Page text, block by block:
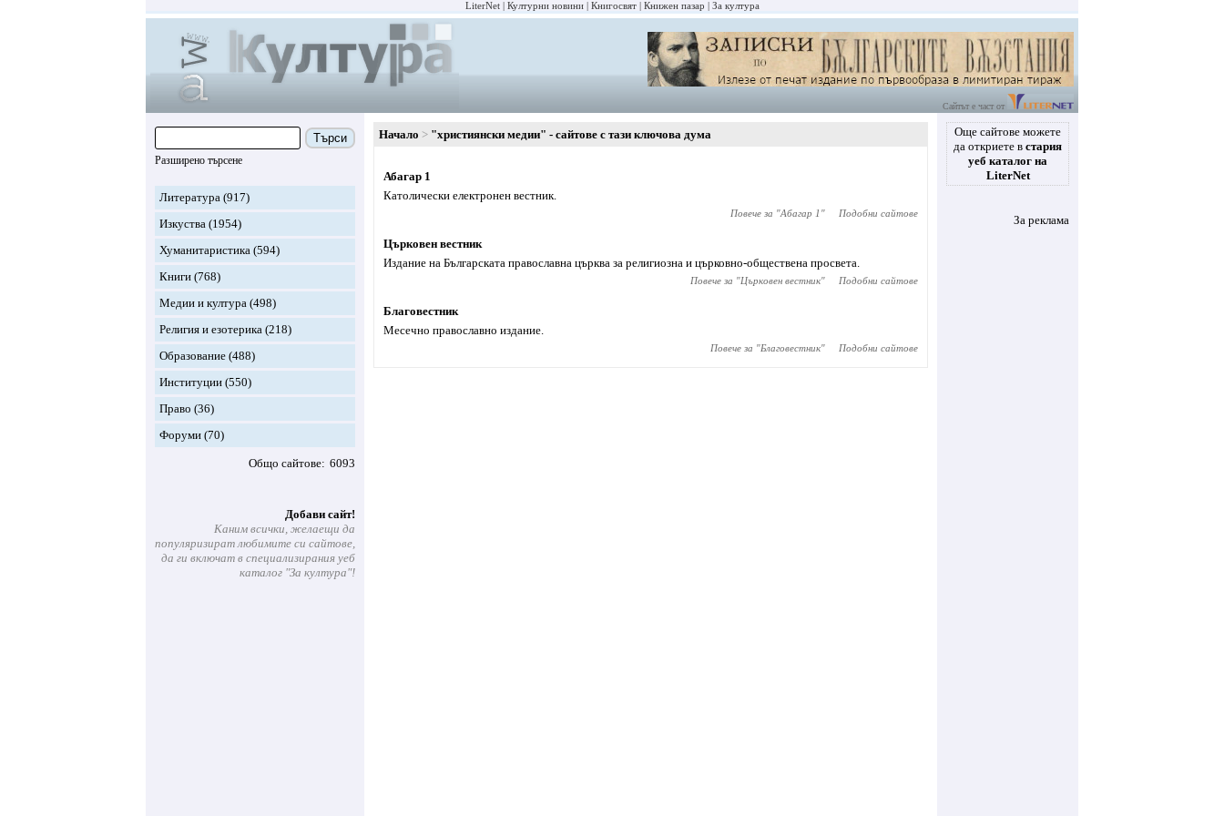
LiterNet Културни новини Книгосвят Книжен пазар За култура
Сайтът е част от
Търси
Разширено търсене
Литература (917)
Изкуства (1954)
Хуманитаристика (594)
Книги (768)
Медии и култура (498)
Религия и езотерика (218)
Образование (488)
Институции (550)
Право (36)
Форуми (70)
Общо сайтове 6093
Добави сайт!
Каним всички, желаещи да
популяризират любимите си сайтове,
да ги включат в специализирания уеб
каталог "За култура"!
Начало "християнски медии" - сайтове с тази ключова дума
Абагар 1
Католически електронен вестник.
Повече за "Абагар 1 " Подобни сайтове
Църковен вестник
Издание на Българската православна църква за религиозна и църковно-обществена просвета.
Повече за "Църковен вестник" Подобни сайтове
Благовестник
Месечно православно издание.
Повече за "Благовестник" Подобни сайтове
Още сайтове можете
да откриете в стария
уеб каталог на
LiterNet
За реклама